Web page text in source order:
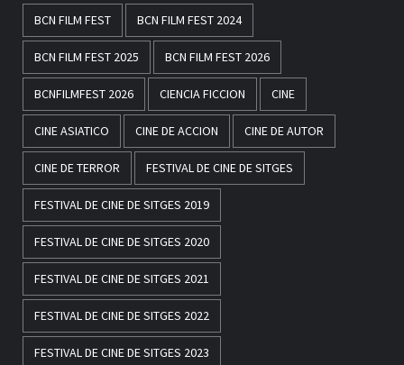
BCN FILM FEST BCN FILM FEST 2024
BCN FILM FEST 2025 BCN FILM FEST 2026
BCNFILMFEST 2026 CIENCIA FICCION CINE
CINE ASIATICO CINE DE ACCION CINE DE AUTOR
CINE DE TERROR FESTIVAL DE CINE DE SITGES
FESTIVAL DE CINE DE SITGES 2019
FESTIVAL DE CINE DE SITGES 2020
FESTIVAL DE CINE DE SITGES 2021
FESTIVAL DE CINE DE SITGES 2022
FESTIVAL DE CINE DE SITGES 2023